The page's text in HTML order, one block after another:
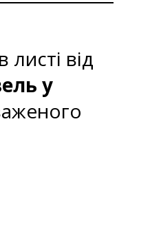
від
у